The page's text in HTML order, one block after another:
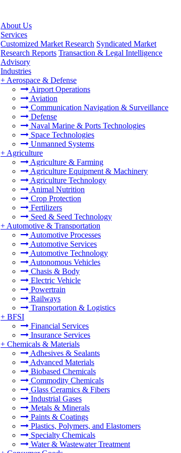
About Us
Services
Customized Market Research Syndicated Market
Research Reports Transaction & Legal Intelligence
Advisory
Industries
+ Aerospace & Defense
Airport Operations
Aviation
Communication Navigation & Surveillance
Defense
Naval Marine & Ports Technologies
Space Technologies
Unmanned Systems
+ Agriculture
Agriculture & Farming
Agriculture Equipment & Machinery
Agriculture Technology
Animal Nutrition
Crop Protection
Fertilizers
Seed & Seed Technology
+ Automotive & Transportation
Automotive Processes
Automotive Services
Automotive Technology
Autonomous Vehicles
Chasis & Body
Electric Vehicle
Powertrain
Railways
Transportation & Logistics
+ BFSI
Financial Services
Insurance Services
+ Chemicals & Materials
Adhesives & Sealants
Advanced Materials
Biobased Chemicals
Commodity Chemicals
Glass Ceramics & Fibers
Industrial Gases
Metals & Minerals
Paints & Coatings
Plastics, Polymers, and Elastomers
Specialty Chemicals
Water & Wastewater Treatment